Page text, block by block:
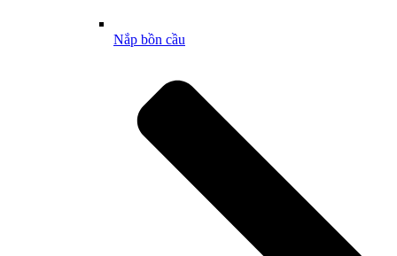
Nắp bồn cầu